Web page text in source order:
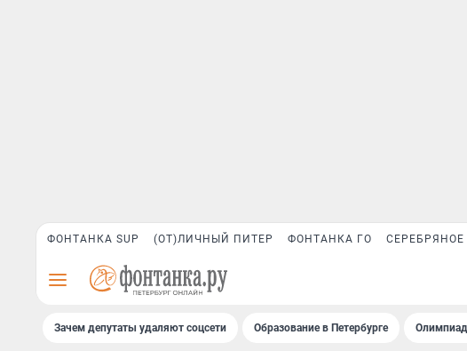
ФОНТАНКА SUP (ОТ)ЛИЧНЫЙ ПИТЕР ФОНТАНКА ГО
Зачем депутаты удаляют соцсети Образование в Петербурге